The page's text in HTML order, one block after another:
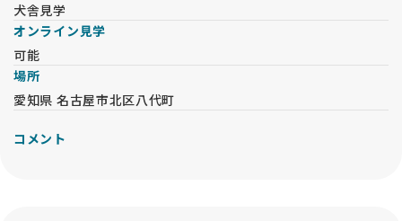
犬舎見学
オンライン見学
可能
場所
愛知県 名古屋市北区八代町
コメント